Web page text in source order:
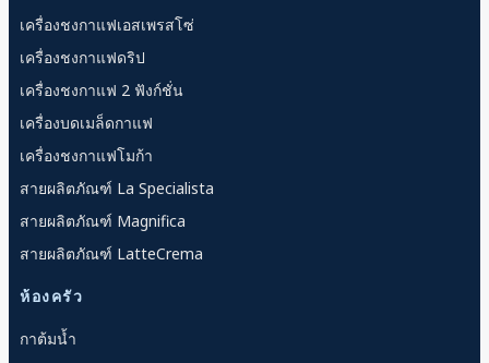
เครื่องชงกาแฟเอสเพรสโซ่
เครื่องชงกาแฟดริป
เครื่องชงกาแฟ 2 ฟังก์ชั่น
เครื่องบดเมล็ดกาแฟ
เครื่องชงกาแฟโมก้า
สายผลิตภัณฑ์ La Specialista
สายผลิตภัณฑ์ Magnifica
สายผลิตภัณฑ์ LatteCrema
ห้องครัว
กาต้มน้ำ